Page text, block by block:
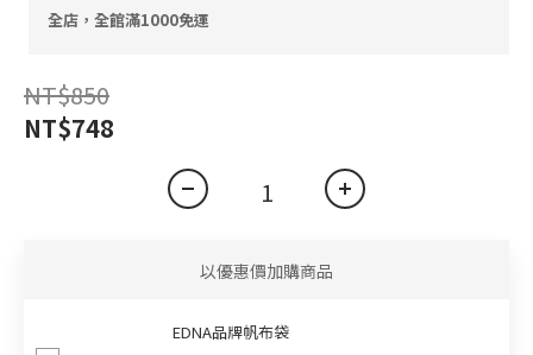
全店，全館滿1000免運
NT$850
NT$748
以優惠價加購商品
EDNA品牌帆布袋